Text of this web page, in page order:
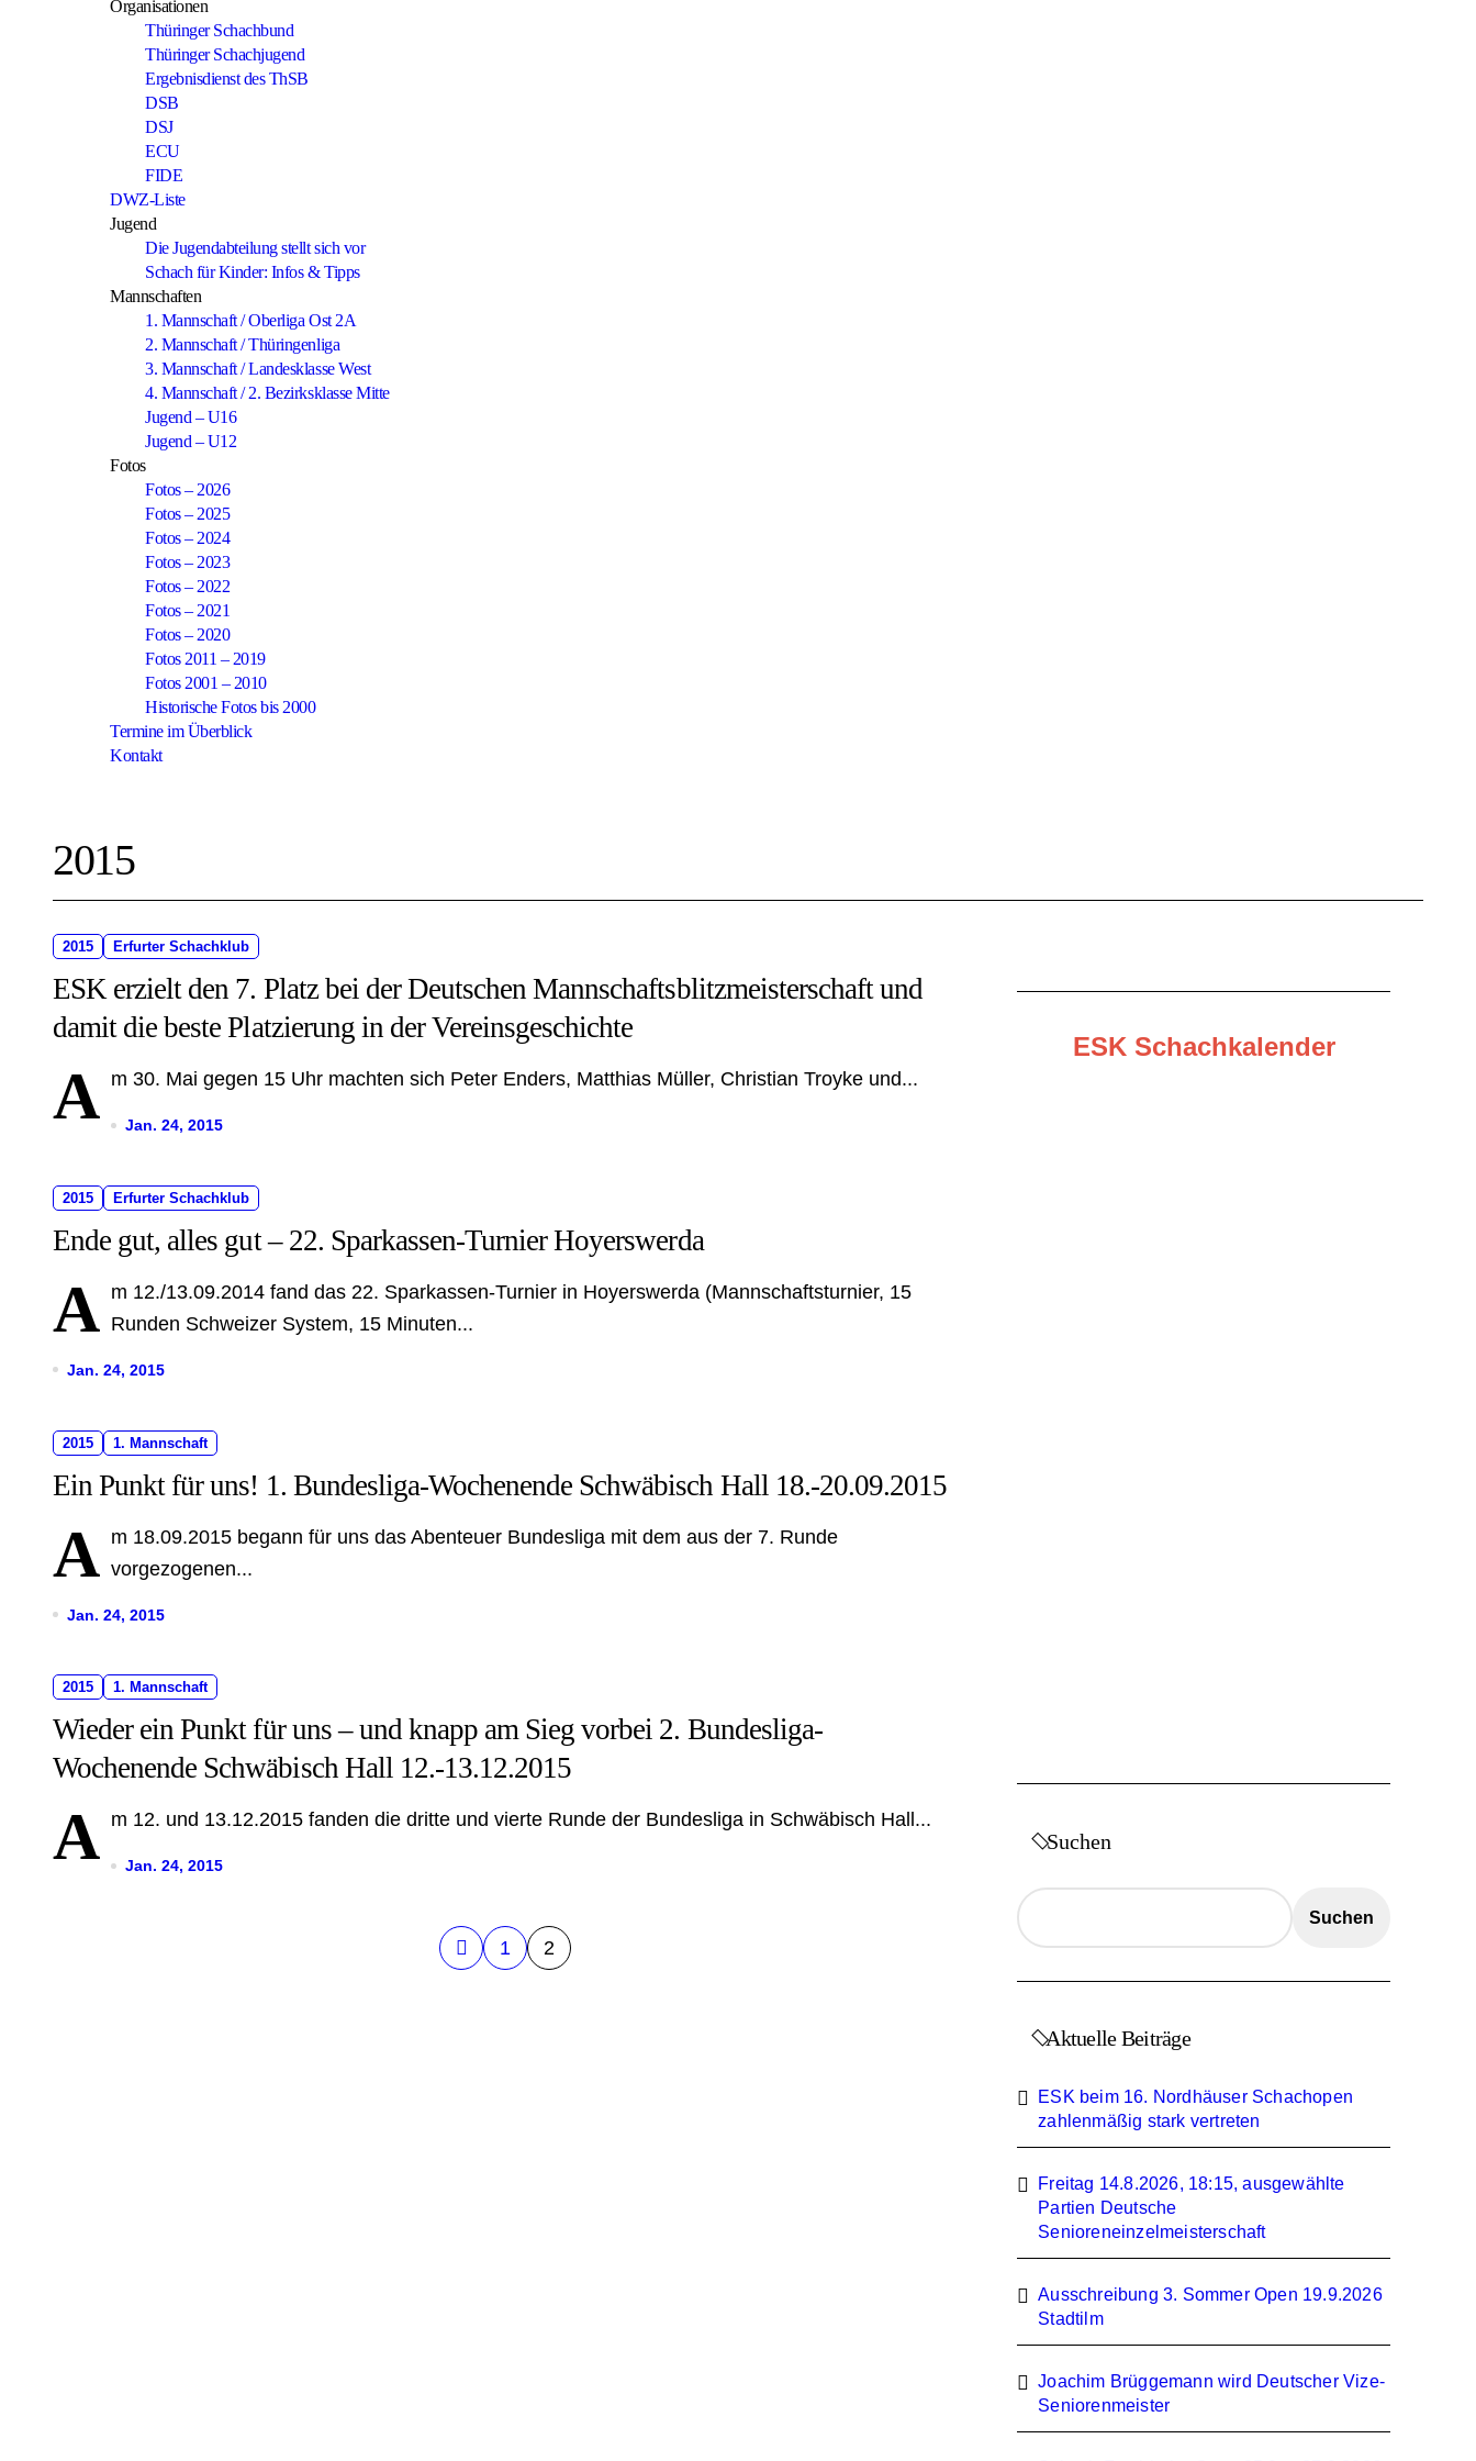
Organisationen
Thüringer Schachbund
Thüringer Schachjugend
Ergebnisdienst des ThSB
DSB
DSJ
ECU
FIDE
DWZ-Liste
Jugend
Die Jugendabteilung stellt sich vor
Schach für Kinder: Infos & Tipps
Mannschaften
1. Mannschaft / Oberliga Ost 2A
2. Mannschaft / Thüringenliga
3. Mannschaft / Landesklasse West
4. Mannschaft / 2. Bezirksklasse Mitte
Jugend – U16
Jugend – U12
Fotos
Fotos – 2026
Fotos – 2025
Fotos – 2024
Fotos – 2023
Fotos – 2022
Fotos – 2021
Fotos – 2020
Fotos 2011 – 2019
Fotos 2001 – 2010
Historische Fotos bis 2000
Termine im Überblick
Kontakt
2015
2015 Erfurter Schachklub
ESK erzielt den 7. Platz bei der Deutschen Mannschaftsblitzmeisterschaft und
damit die beste Platzierung in der Vereinsgeschichte
A m 30. Mai gegen 15 Uhr machten sich Peter Enders, Matthias Müller, Christian Troyke und...
Jan. 24, 2015
2015 Erfurter Schachklub
Ende gut, alles gut – 22. Sparkassen-Turnier Hoyerswerda
A m 12./13.09.2014 fand das 22. Sparkassen-Turnier in Hoyerswerda (Mannschaftsturnier, 15
Runden Schweizer System, 15 Minuten...
Jan. 24, 2015
2015 1. Mannschaft
Ein Punkt für uns! 1. Bundesliga-Wochenende Schwäbisch Hall 18.-20.09.2015
A m 18.09.2015 begann für uns das Abenteuer Bundesliga mit dem aus der 7. Runde
vorgezogenen...
Jan. 24, 2015
2015 1. Mannschaft
Wieder ein Punkt für uns – und knapp am Sieg vorbei 2. Bundesliga-
Wochenende Schwäbisch Hall 12.-13.12.2015
A m 12. und 13.12.2015 fanden die dritte und vierte Runde der Bundesliga in Schwäbisch Hall...
Jan. 24, 2015
S
1 2
ESK Schachkalender
Suchen
Suchen
Aktuelle Beiträge
ESK beim 16. Nordhäuser Schachopen
zahlenmäßig stark vertreten
Freitag 14.8.2026, 18:15, ausgewählte
Partien Deutsche
Senioreneinzelmeisterschaft
Ausschreibung 3. Sommer Open 19.9.2026
Stadtilm
Joachim Brüggemann wird Deutscher Vize-
Seniorenmeister